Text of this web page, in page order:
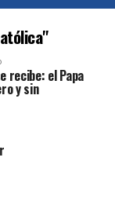
recibe: el Papa
y sin